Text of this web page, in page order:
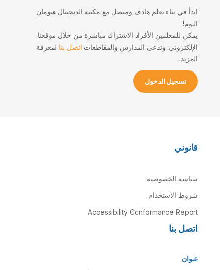
ابدأ في بناء تعلم هادف ومتصل مع مكتبة الديجيتال هيومان
اليوم!
يمكن للمعلمين الأفراد الاشتراك مباشرة من خلال موقعنا
الإلكتروني. وتدعى المدارس والمقاطعات اتصل بنا لمعرفة
المزيد.
تسجيل الدخول
قانوني
سياسة الخصوصية
شروط الاستخدام
Accessibility Conformance Report
اتصل بنا
عنوان